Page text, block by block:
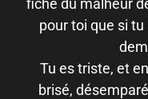
pour toi que si tu
Tu es triste, et
brisé,